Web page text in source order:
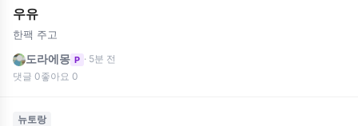
우유
한팩 주고
도라에몽 P · 5분 전
댓글 0좋아요 0
뉴토랑